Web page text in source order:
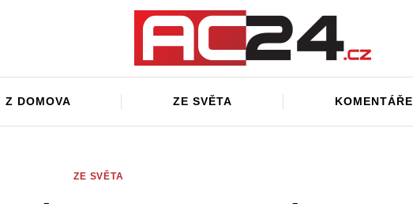
Z DOMOVA ZE SVĚTA KOMENTÁŘE
ZE SVĚTA